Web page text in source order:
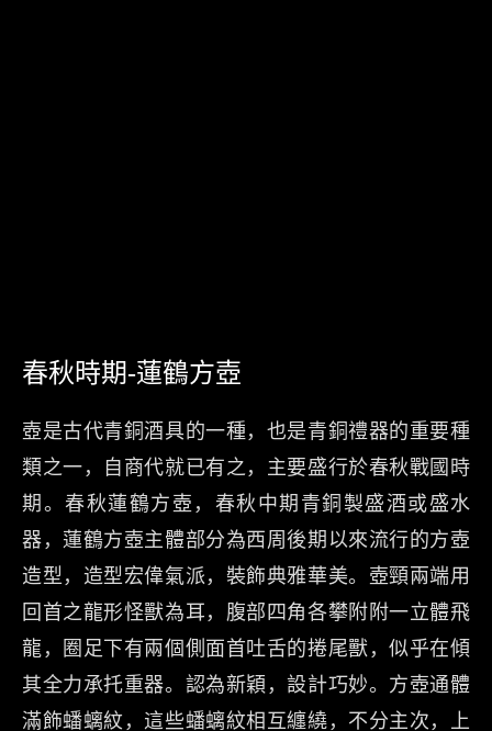
春秋時期-蓮鶴方壺
壺是古代青銅酒具的一種，也是青銅禮器的重要種
類之一，自商代就已有之，主要盛行於春秋戰國時
期。春秋蓮鶴方壺，春秋中期青銅製盛酒或盛水
器，蓮鶴方壺主體部分為西周後期以來流行的方壺
造型，造型宏偉氣派，裝飾典雅華美。壺頸兩端用
回首之龍形怪獸為耳，腹部四角各攀附附一立體飛
龍，圈足下有兩個側面首吐舌的捲尾獸，似乎在傾
其全力承托重器。認為新穎，設計巧妙。方壺通體
滿飾蟠螭紋，這些蟠螭紋相互纏繞，不分主次，上